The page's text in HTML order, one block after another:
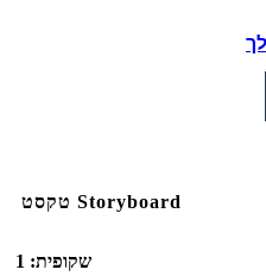
טקסט Storyboard
שקופית: 1